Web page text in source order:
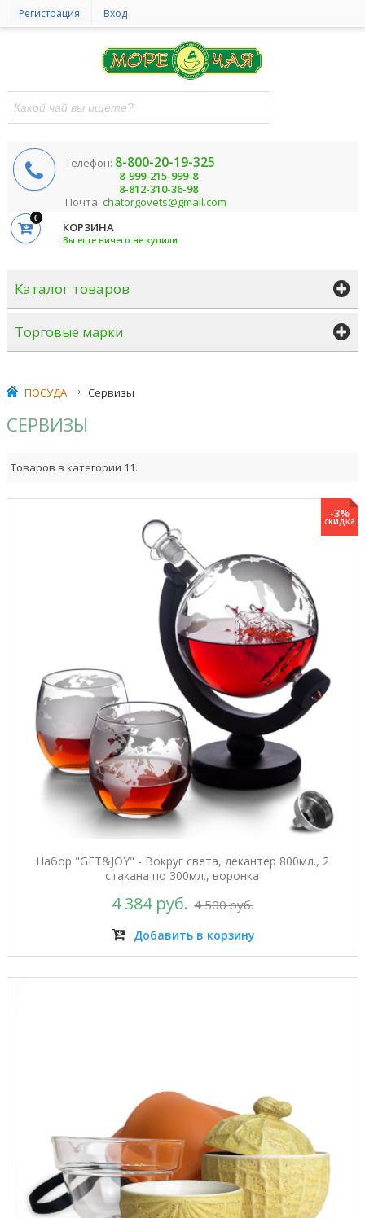
Регистрация Вход
Телефон: 8-800-20-19-325
8-999-215-999-8
8-812-310-36-98
Почта: chatorgovets@gmail.com
0
КОРЗИНА
Вы еще ничего не купили
Каталог товаров
Торговые марки
ПОСУДА >
Сервизы
СЕРВИЗЫ
Товаров в категории 11.
-3%
скидка
Набор "GET&JOY" - Вокруг света, декантер 800мл., 2
стакана по 300мл., воронка
4 384 руб. 4 500 руб.
Добавить в корзину